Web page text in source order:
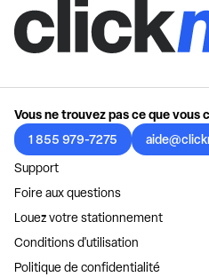
Vous ne trouvez pas ce que vous
1 855 979-7275
Support
Foire aux questions
Louez votre stationnement
Conditions d'utilisation
Politique de confidentialité